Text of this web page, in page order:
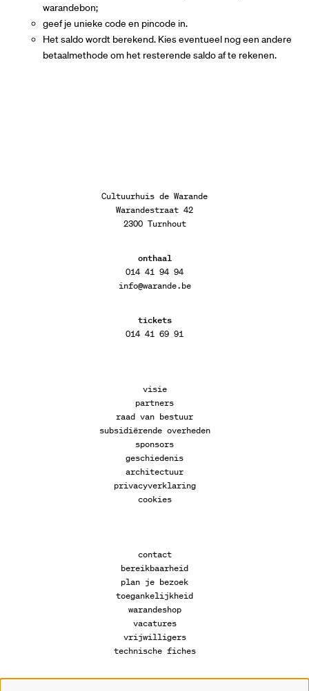
warandebon;
geef je unieke code en pincode in.
Het saldo wordt berekend. Kies eventueel nog een andere
betaalmethode om het resterende saldo af te rekenen.
Cultuurhuis de Warande
Warandestraat 42
2300 Turnhout
onthaal
014 41 94 94
info@warande.be
tickets
014 41 69 91
visie
partners
raad van bestuur
subsidiërende overheden
sponsors
geschiedenis
architectuur
privacyverklaring
cookies
contact
bereikbaarheid
plan je bezoek
toegankelijkheid
warandeshop
vacatures
vrijwilligers
technische fiches